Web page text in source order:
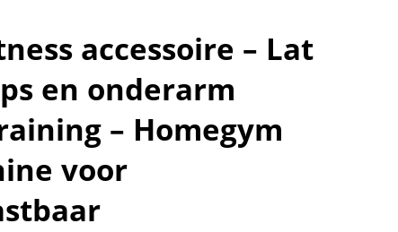
accessoire – Lat
en onderarm
– Homegym
voor